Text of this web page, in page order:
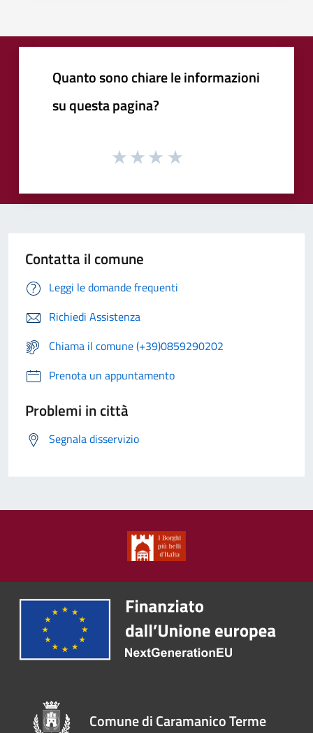
Quanto sono chiare le informazioni
su questa pagina?
Contatta il comune
Leggi le domande frequenti
Richiedi Assistenza
Chiama il comune (+39)0859290202
Prenota un appuntamento
Problemi in città
Segnala disservizio
Comune di Caramanico Terme